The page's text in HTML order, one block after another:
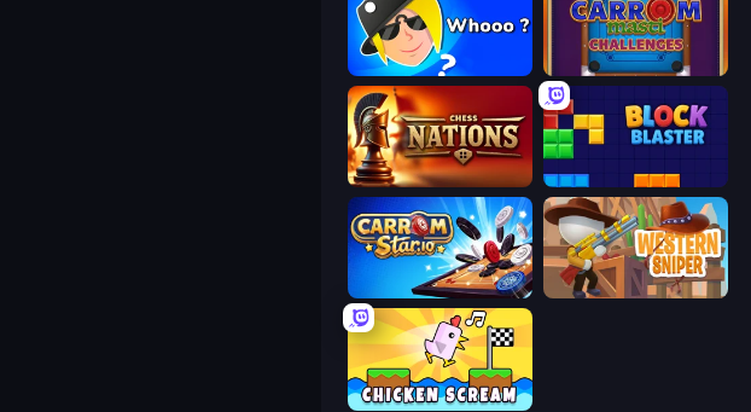
Whooo?
Chess Nations Block Blaster
Carrom Stars.io Western Sniper
Chicken Scream